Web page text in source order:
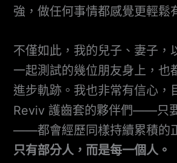
強，做任何事情都感覺更輕鬆
不僅如此，我的兒子、妻子，
一起測試的幾位朋友身上，也
進步軌跡。我也非常有信心，
Reviv 護齒套的夥伴們——只
——都會經歷同樣持續累積的
只有部分人，而是每一個人。